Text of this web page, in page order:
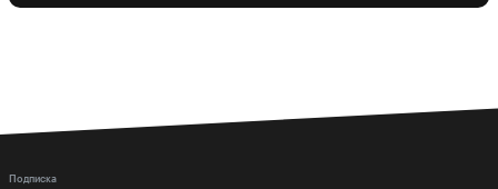
Подписка